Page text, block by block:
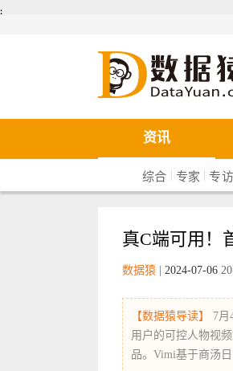
܄
数据猿
资讯
综合 | 专家 |专访
真C端可用！
数据猿 2024-07-06
【数据猿导读】
7
用户的可控人物视
品。Vimi基于商汤